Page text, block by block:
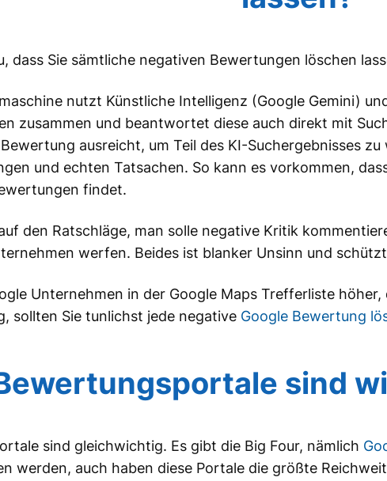
dass Sie sämtliche negativen Bewertungen löschen
nutzt Künstliche Intelligenz (Google Gemini)
zusammen und beantwortet diese auch direkt mit
ausreicht, um Teil des KI-Suchergebnisses
und echten Tatsachen. So kann es vorkommen,
findet.
den Ratschläge, man solle negative Kritik
werfen. Beides ist blanker Unsinn und
Unternehmen in der Google Maps Trefferliste
sollten Sie tunlichst jede negative Google Bewertung
sind
sind gleichwichtig. Es gibt die Big Four, nämlich
werden, auch haben diese Portale die größte